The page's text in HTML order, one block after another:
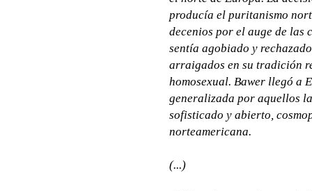
producía el puritanismo
decenios por el auge de las
sentía agobiado y
arraigados en su tradición
homosexual. Bawer llegó a
generalizada por aquellos
sofisticado y abierto,
norteamericana.
(...)